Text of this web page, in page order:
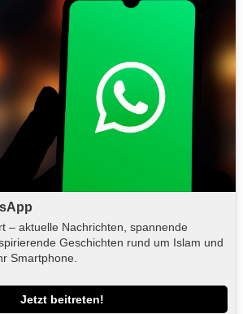
– aktuelle Nachrichten, spannende
Geschichten rund um Islam und
Smartphone.
Jetzt beitreten!